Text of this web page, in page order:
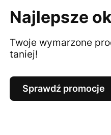
Najlepsze
Twoje wymarzone
taniej!
Sprawdź promocje